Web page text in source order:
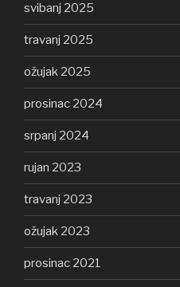
svibanj 2025
travanj 2025
ožujak 2025
prosinac 2024
srpanj 2024
rujan 2023
travanj 2023
ožujak 2023
prosinac 2021